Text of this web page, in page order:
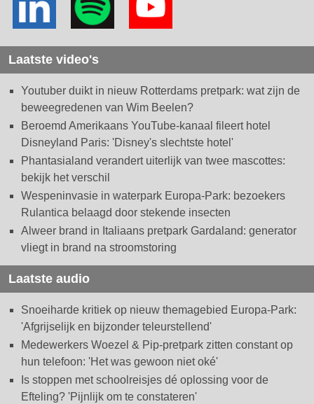
Laatste video's
Youtuber duikt in nieuw Rotterdams pretpark: wat zijn de
beweegredenen van Wim Beelen?
Beroemd Amerikaans YouTube-kanaal fileert hotel
Disneyland Paris: 'Disney's slechtste hotel'
Phantasialand verandert uiterlijk van twee mascottes:
bekijk het verschil
Wespeninvasie in waterpark Europa-Park: bezoekers
Rulantica belaagd door stekende insecten
Alweer brand in Italiaans pretpark Gardaland: generator
vliegt in brand na stroomstoring
Laatste audio
Snoeiharde kritiek op nieuw themagebied Europa-Park:
'Afgrijselijk en bijzonder teleurstellend'
Medewerkers Woezel & Pip-pretpark zitten constant op
hun telefoon: 'Het was gewoon niet oké'
Is stoppen met schoolreisjes dé oplossing voor de
Efteling? 'Pijnlijk om te constateren'